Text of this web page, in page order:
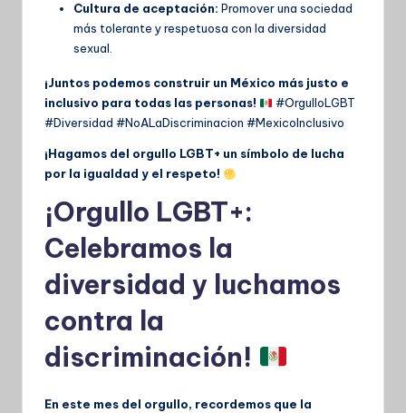
Cultura de aceptación: Promover una sociedad
más tolerante y respetuosa con la diversidad
sexual.
¡Juntos podemos construir un México más justo e
inclusivo para todas las personas!
#OrgulloLGBT
#Diversidad #NoALaDiscriminacion #MexicoInclusivo
¡Hagamos del orgullo LGBT+ un símbolo de lucha
por la igualdad y el respeto!
¡Orgullo LGBT+:
Celebramos la
diversidad y luchamos
contra la
discriminación!
En este mes del orgullo, recordemos que la